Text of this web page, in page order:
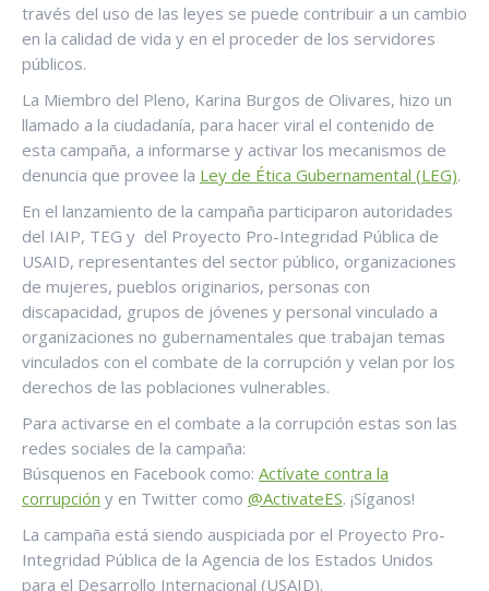
través del uso de las leyes se puede contribuir a un cambio
en la calidad de vida y en el proceder de los servidores
públicos.
La Miembro del Pleno, Karina Burgos de Olivares, hizo un
llamado a la ciudadanía, para hacer viral el contenido de
esta campaña, a informarse y activar los mecanismos de
denuncia que provee la Ley de Ética Gubernamental (LEG).
En el lanzamiento de la campaña participaron autoridades
del IAIP, TEG y del Proyecto Pro-Integridad Pública de
USAID, representantes del sector público, organizaciones
de mujeres, pueblos originarios, personas con
discapacidad, grupos de jóvenes y personal vinculado a
organizaciones no gubernamentales que trabajan temas
vinculados con el combate de la corrupción y velan por los
derechos de las poblaciones vulnerables.
Para activarse en el combate a la corrupción estas son las
redes sociales de la campaña:
Búsquenos en Facebook como: Actívate contra la
corrupción y en Twitter como @ActivateES. ¡Síganos!
La campaña está siendo auspiciada por el Proyecto Pro-
Integridad Pública de la Agencia de los Estados Unidos
para el Desarrollo Internacional (USAID).